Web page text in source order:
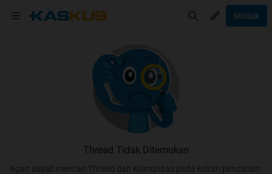
Masuk
Thread Tidak Ditemukan
Agan dapat mencari Thread dan Komunitas pada kolom pencarian.